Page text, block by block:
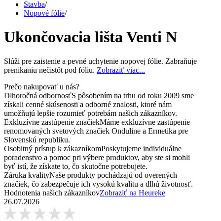
Stavba/
Nopové fólie/
Ukončovacia lišta Venti N
Slúži pre zaistenie a pevné uchytenie nopovej fólie. Zabraňuje
prenikaniu nečistôt pod fóliu. Zobraziť viac...
Prečo nakupovať u nás?
Dlhoročná odbornosťS pôsobením na trhu od roku 2009 sme
získali cenné skúsenosti a odborné znalosti, ktoré nám
umožňujú lepšie rozumieť potrebám našich zákazníkov.
Exkluzívne zastúpenie značiekMáme exkluzívne zastúpenie
renomovaných svetových značiek Onduline a Ermetika pre
Slovenskú republiku.
Osobitný prístup k zákazníkomPoskytujeme individuálne
poradenstvo a pomoc pri výbere produktov, aby ste si mohli
byť istí, že získate to, čo skutočne potrebujete.
Záruka kvalityNaše produkty pochádzajú od overených
značiek, čo zabezpečuje ich vysokú kvalitu a dlhú životnosť.
Hodnotenia našich zákazníkovZobraziť na Heureke
26.07.2026